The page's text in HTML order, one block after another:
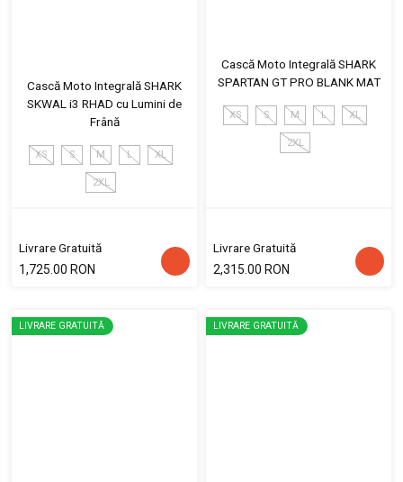
Cască Moto Integrală SHARK
SKWAL i3 RHAD cu Lumini de
Frână
XS S M L XL
2XL
Livrare Gratuită
1,725.00 RON
Cască Moto Integrală SHARK
SPARTAN GT PRO BLANK MAT
XS S M L XL
2XL
Livrare Gratuită
2,315.00 RON
LIVRARE GRATUITĂ LIVRARE GRATUITĂ